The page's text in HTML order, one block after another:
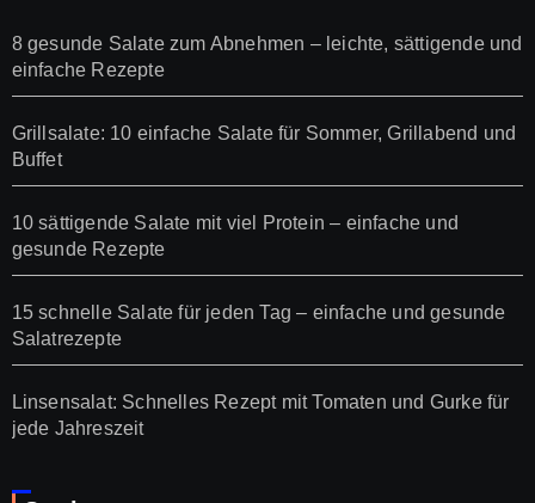
8 gesunde Salate zum Abnehmen – leichte, sättigende und
einfache Rezepte
Grillsalate: 10 einfache Salate für Sommer, Grillabend und
Buffet
10 sättigende Salate mit viel Protein – einfache und
gesunde Rezepte
15 schnelle Salate für jeden Tag – einfache und gesunde
Salatrezepte
Linsensalat: Schnelles Rezept mit Tomaten und Gurke für
jede Jahreszeit